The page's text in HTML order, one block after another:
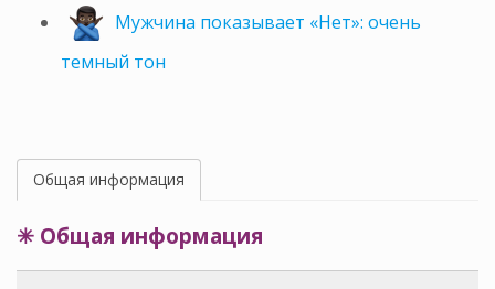
Мужчина показывает «Нет»: очень
темный тон
Общая информация
✳ Общая информация